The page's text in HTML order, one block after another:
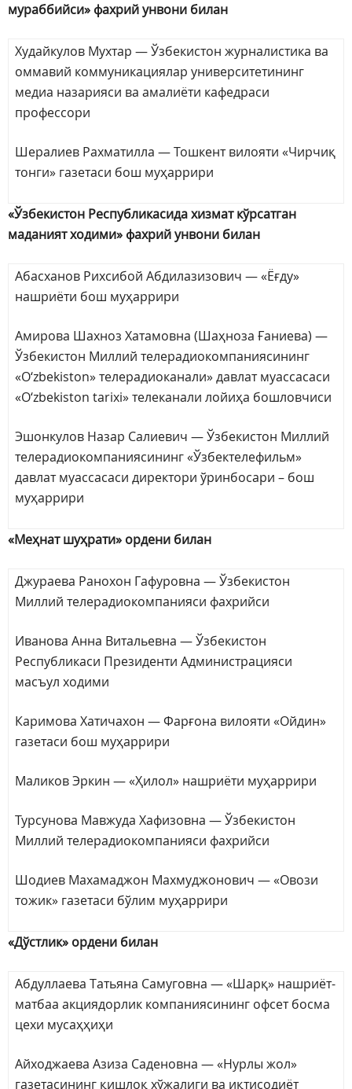
мураббийси» фахрий унвони билан
Худайкулов Мухтар — Ўзбекистон журналистика ва
оммавий коммуникациялар университетининг
медиа назарияси ва амалиёти кафедраси
профессори
Шералиев Рахматилла — Тошкент вилояти «Чирчиқ
тонги» газетаси бош муҳаррири
«Ўзбекистон Республикасида хизмат кўрсатган
маданият ходими» фахрий унвони билан
Абасханов Рихсибой Абдилазизович — «Ёғду»
нашриёти бош муҳаррири
Амирова Шахноз Хатамовна (Шаҳноза Ғаниева) —
Ўзбекистон Миллий телерадиокомпаниясининг
«О‘zbekiston» телерадиоканали» давлат муассасаси
«O‘zbekiston tarixi» телеканали лойиҳа бошловчиси
Эшонкулов Назар Салиевич — Ўзбекистон Миллий
телерадиокомпаниясининг «Ўзбектелефильм»
давлат муассасаси директори ўринбосари – бош
муҳаррири
«Меҳнат шуҳрати» ордени билан
Джураева Ранохон Гафуровна — Ўзбекистон
Миллий телерадиокомпанияси фахрийси
Иванова Анна Витальевна — Ўзбекистон
Республикаси Президенти Администрацияси
масъул ходими
Каримова Хатичахон — Фарғона вилояти «Ойдин»
газетаси бош муҳаррири
Маликов Эркин — «Ҳилол» нашриёти муҳаррири
Турсунова Мавжуда Хафизовна — Ўзбекистон
Миллий телерадиокомпанияси фахрийси
Шодиев Махамаджон Махмуджонович — «Овози
тожик» газетаси бўлим муҳаррири
«Дўстлик» ордени билан
Абдуллаева Татьяна Самуговна — «Шарқ» нашриёт-
матбаа акциядорлик компаниясининг офсет босма
цехи мусаҳҳиҳи
Айходжаева Азиза Саденовна — «Нурлы жол»
газетасининг қишлоқ хўжалиги ва иқтисодиёт